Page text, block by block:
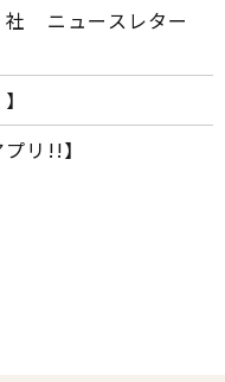
社 ニュースレター
リ!!】